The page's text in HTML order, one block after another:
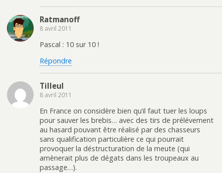
Ratmanoff
8 avril 2011
Pascal : 10 sur 10 !
Répondre
Tilleul
8 avril 2011
En France on considère bien qu’il faut tuer les loups
pour sauver les brebis… avec des tirs de prélévement
au hasard pouvant être réalisé par des chasseurs
sans qualification particulière ce qui pourrait
provoquer la déstructuration de la meute (qui
amènerait plus de dégats dans les troupeaux au
passage…).